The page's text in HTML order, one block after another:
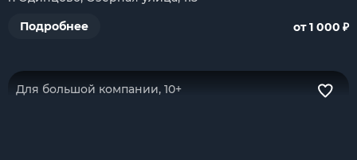
Подробнее
от 1 000 ₽
Для большой компании, 10+